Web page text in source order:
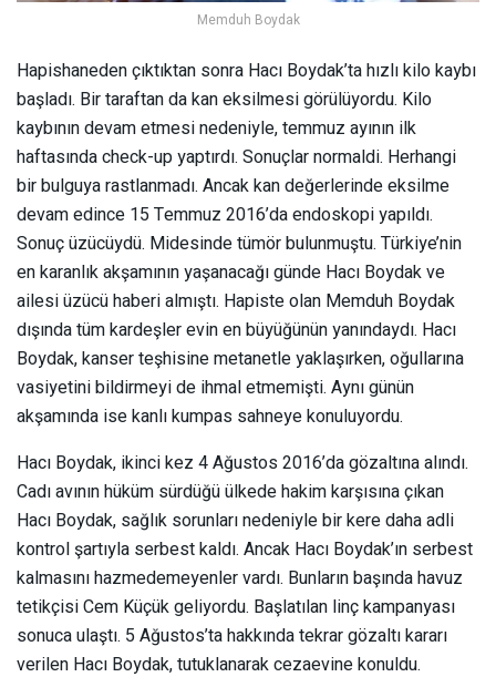
Memduh Boydak
Hapishaneden çıktıktan sonra Hacı Boydak’ta hızlı kilo kaybı
başladı. Bir taraftan da kan eksilmesi görülüyordu. Kilo
kaybının devam etmesi nedeniyle, temmuz ayının ilk
haftasında check-up yaptırdı. Sonuçlar normaldi. Herhangi
bir bulguya rastlanmadı. Ancak kan değerlerinde eksilme
devam edince 15 Temmuz 2016’da endoskopi yapıldı.
Sonuç üzücüydü. Midesinde tümör bulunmuştu. Türkiye’nin
en karanlık akşamının yaşanacağı günde Hacı Boydak ve
ailesi üzücü haberi almıştı. Hapiste olan Memduh Boydak
dışında tüm kardeşler evin en büyüğünün yanındaydı. Hacı
Boydak, kanser teşhisine metanetle yaklaşırken, oğullarına
vasiyetini bildirmeyi de ihmal etmemişti. Aynı günün
akşamında ise kanlı kumpas sahneye konuluyordu.
Hacı Boydak, ikinci kez 4 Ağustos 2016’da gözaltına alındı.
Cadı avının hüküm sürdüğü ülkede hakim karşısına çıkan
Hacı Boydak, sağlık sorunları nedeniyle bir kere daha adli
kontrol şartıyla serbest kaldı. Ancak Hacı Boydak’ın serbest
kalmasını hazmedemeyenler vardı. Bunların başında havuz
tetikçisi Cem Küçük geliyordu. Başlatılan linç kampanyası
sonuca ulaştı. 5 Ağustos’ta hakkında tekrar gözaltı kararı
verilen Hacı Boydak, tutuklanarak cezaevine konuldu.